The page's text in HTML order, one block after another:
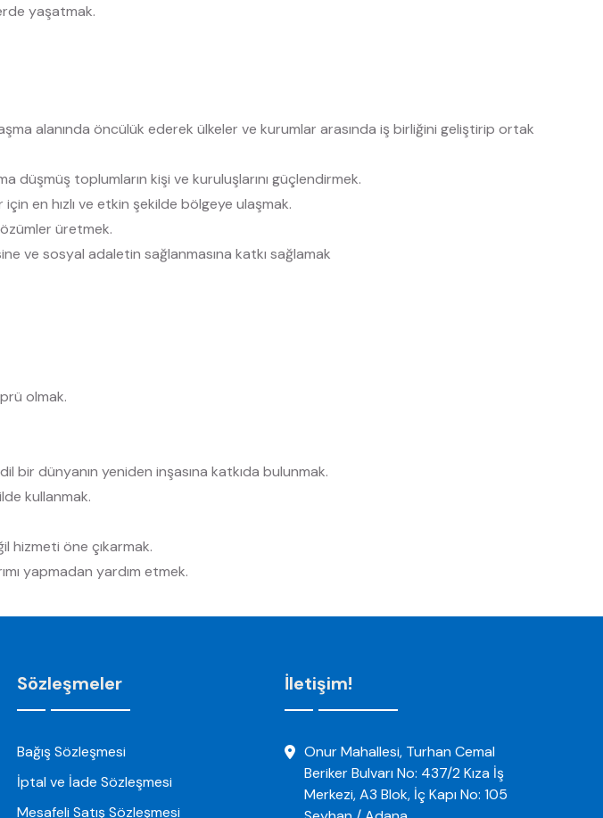
yaşatmak.
alanında öncülük ederek ülkeler ve kurumlar arasında iş birliğini geliştirip ortak
düşmüş toplumların kişi ve kuruluşlarını güçlendirmek.
için en hızlı ve etkin şekilde bölgeye ulaşmak.
üretmek.
ve sosyal adaletin sağlanmasına katkı sağlamak
olmak.
bir dünyanın yeniden inşasına katkıda bulunmak.
kullanmak.
hizmeti öne çıkarmak.
yapmadan yardım etmek.
Sözleşmeler
Bağış Sözleşmesi
İptal ve İade Sözleşmesi
Mesafeli Satış Sözleşmesi
İletişim!
Onur Mahallesi, Turhan Cemal
Beriker Bulvarı No: 437/2 Kıza İş
Merkezi, A3 Blok, İç Kapı No: 105